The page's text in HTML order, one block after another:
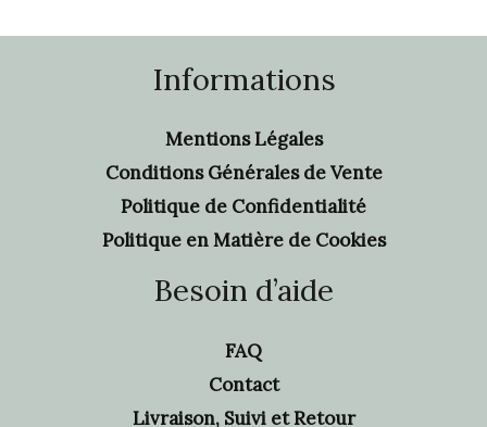
Informations
Mentions Légales
Conditions Générales de Vente
Politique de Confidentialité
Politique en Matière de Cookies
Besoin d’aide
FAQ
Contact
Livraison, Suivi et Retour